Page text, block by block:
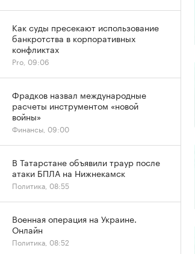
Как суды пресекают использование
банкротства в корпоративных
конфликтах
Pro, 09:06
Фрадков назвал международные
расчеты инструментом «новой
войны»
Финансы, 09:00
В Татарстане объявили траур после
атаки БПЛА на Нижнекамск
Политика, 08:55
Военная операция на Украине.
Онлайн
Политика, 08:52